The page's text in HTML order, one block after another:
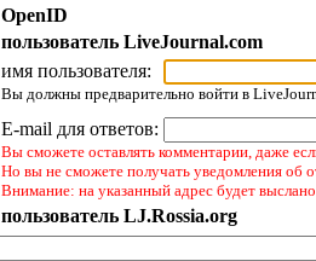
OpenID
пользователь LiveJournal.com
имя пользователя:
Вы должны предварительно войти в
E-mail для ответов:
Вы сможете оставлять комментарии, даже
Но вы не сможете получать уведомления об
Внимание: на указанный адрес будет
пользователь LJ.Rossia.org